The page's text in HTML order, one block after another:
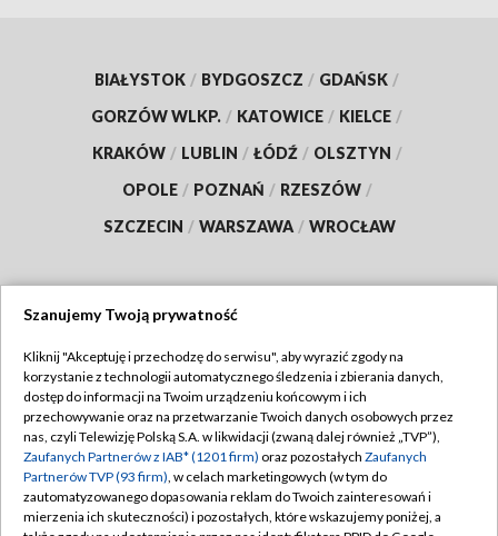
BIAŁYSTOK / BYDGOSZCZ / GDAŃSK /
GORZÓW WLKP. / KATOWICE / KIELCE /
KRAKÓW / LUBLIN / ŁÓDŹ / OLSZTYN /
OPOLE / POZNAŃ / RZESZÓW /
SZCZECIN / WARSZAWA / WROCŁAW
TVP
Abonament TVP
Emisja w TVP
Centrum informacji TVP
Naziemna Telewizja Cyfrowa
Regulamin TVP
Polityka prywatności
Moje zgody
Pomoc
Szanujemy Twoją prywatność
Kliknij "Akceptuję i przechodzę do serwisu", aby wyrazić zgody na
korzystanie z technologii automatycznego śledzenia i zbierania danych,
dostęp do informacji na Twoim urządzeniu końcowym i ich
przechowywanie oraz na przetwarzanie Twoich danych osobowych przez
nas, czyli Telewizję Polską S.A. w likwidacji (zwaną dalej również „TVP”),
Zaufanych Partnerów z IAB* (1201 firm) oraz pozostałych Zaufanych
Partnerów TVP (93 firm), w celach marketingowych (w tym do
zautomatyzowanego dopasowania reklam do Twoich zainteresowań i
mierzenia ich skuteczności) i pozostałych, które wskazujemy poniżej, a